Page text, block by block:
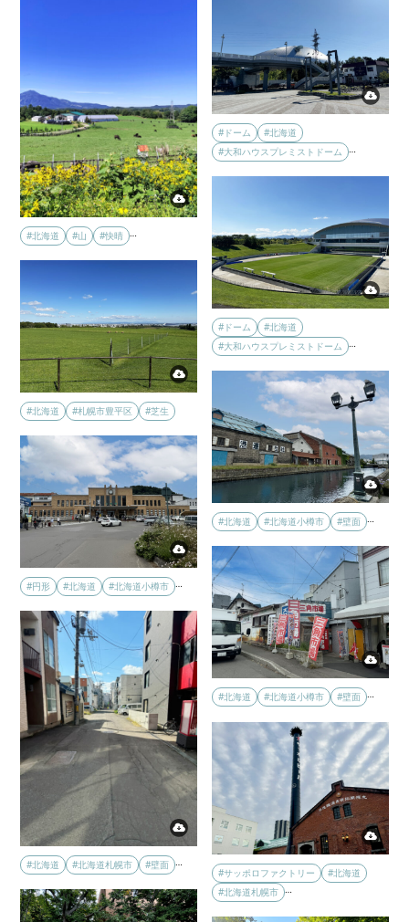
#北海道 #山 #快晴
#ドーム
#北海道
#大和ハウスプレミストドーム
#ドーム
#北海道
#大和ハウスプレミストドーム …
#北海道 #札幌市豊平区 #芝生
#北海道 #北海道小樽市 #壁面 …
#円形 #北海道 #北海道小樽市 …
#北海道 #北海道小樽市 #壁面 …
#北海道 #北海道札幌市 #壁面 …
#サッポロファクトリー
#北海道
#北海道札幌市